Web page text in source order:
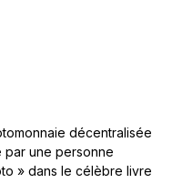
décentralisée
par une personne
» dans le célèbre livre